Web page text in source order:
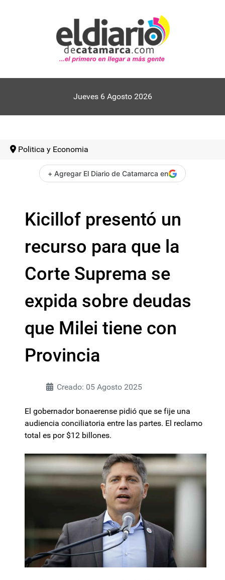
Jueves 6 Agosto 2026
Politica y Economia
+ Agregar El Diario de Catamarca en
Kicillof presentó un
recurso para que la
Corte Suprema se
expida sobre deudas
que Milei tiene con
Provincia
Creado: 05 Agosto 2025
El gobernador bonaerense pidió que se fije una
audiencia conciliatoria entre las partes. El reclamo
total es por $12 billones.